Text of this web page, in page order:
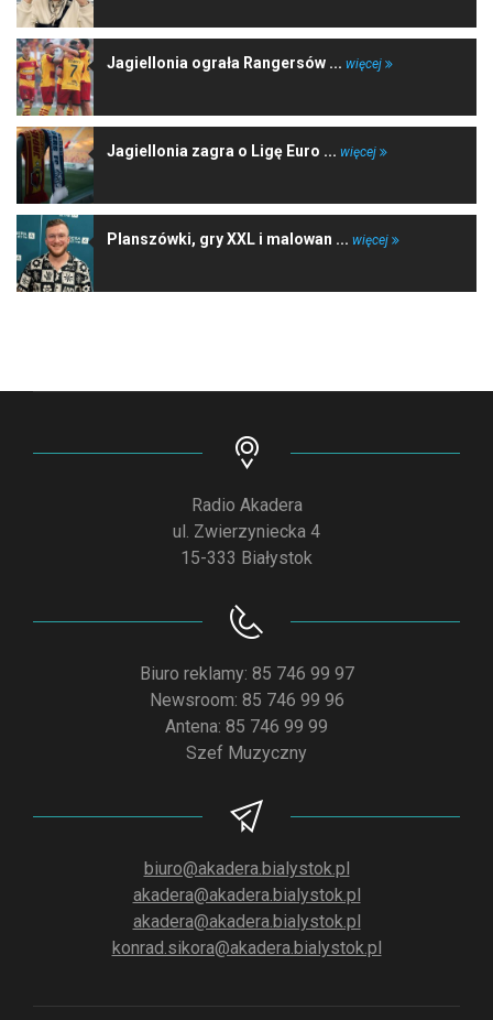
Jagiellonia ograła Rangersów ... więcej
Jagiellonia zagra o Ligę Euro ... więcej
Planszówki, gry XXL i malowan ... więcej
Radio Akadera
ul. Zwierzyniecka 4
15-333 Białystok
Biuro reklamy: 85 746 99 97
Newsroom: 85 746 99 96
Antena: 85 746 99 99
Szef Muzyczny
biuro@akadera.bialystok.pl
akadera@akadera.bialystok.pl
akadera@akadera.bialystok.pl
konrad.sikora@akadera.bialystok.pl